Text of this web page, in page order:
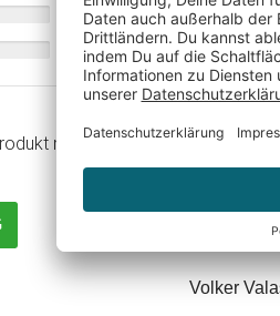
0%
0%
mit anderen
Süß, zum
Melanie
Schaut
Volker